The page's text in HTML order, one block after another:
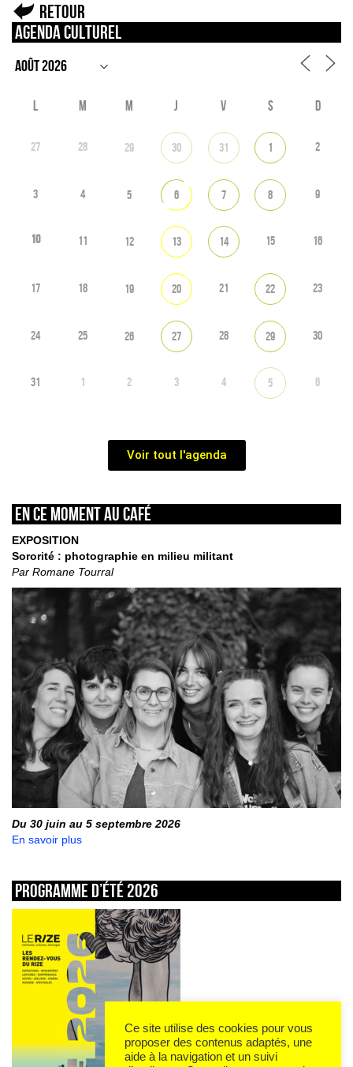
Retour
Agenda culturel
L M M J V S D
27 28 29 30 31 1 2
3 4 5 6 7 8 9
10 11 12 13 14 15 16
17 18 19 20 21 22 23
24 25 26 27 28 29 30
31 1 2 3 4 5 6
Voir tout l'agenda
En ce moment au café
EXPOSITION
Sororité : photographie en milieu militant
Par Romane Tourral
Du 30 juin au 5 septembre 2026
En savoir plus
Programme d’été 2026
Ce site utilise des cookies pour vous
proposer des contenus adaptés, une
aide à la navigation et un suivi